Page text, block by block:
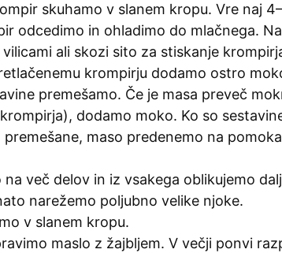
skuhamo v slanem kropu. Vre naj
odcedimo in ohladimo do mlačnega.
ali skozi sito za stiskanje
krompirju dodamo ostro
premešamo. Če je masa preveč
dodamo moko. Ko so
maso predenemo na
na več delov in iz vsakega oblikujemo
narežemo poljubno velike njoke.
v slanem kropu.
maslo z žajbljem. V večji ponvi